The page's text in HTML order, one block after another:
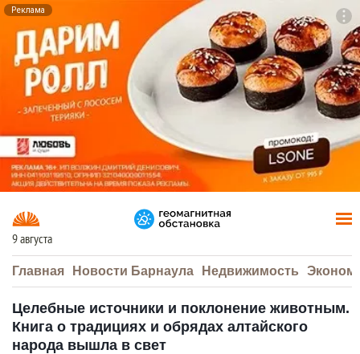
Реклама
9 августа
Главная Новости Барнаула Недвижимость
Целебные источники и поклонение животным.
Книга о традициях и обрядах алтайского
народа вышла в свет